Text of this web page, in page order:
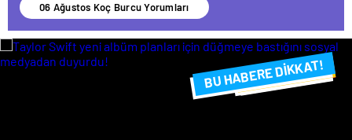
06 Ağustos Koç Burcu Yorumları
SON DAKİKA
FLAŞ FLAŞ...
BU HABERE DİKKAT!